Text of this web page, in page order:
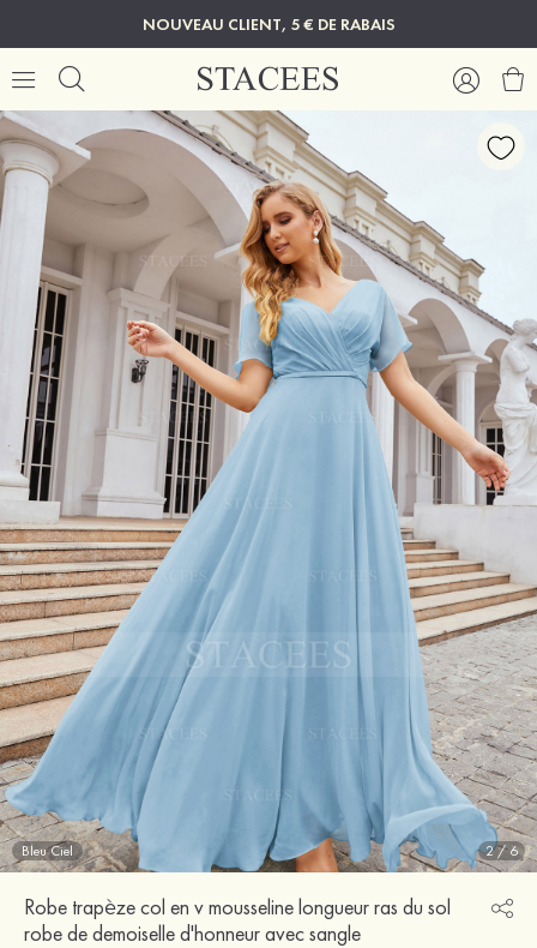
NOUVEAU CLIENT, 5 € DE RABAIS
Bleu Ciel 2/6
Robe trapèze col en v mousseline longueur ras du sol
robe de demoiselle d'honneur avec sangle